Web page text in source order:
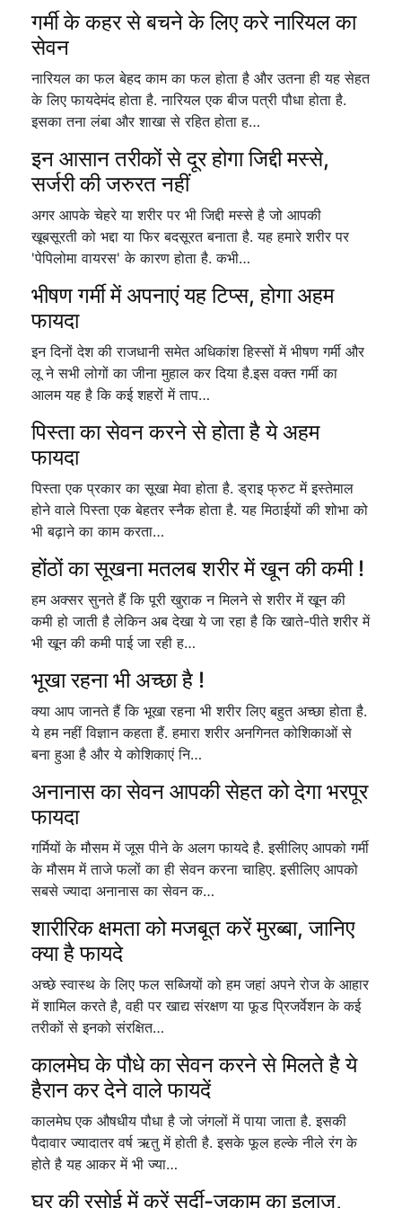
गर्मी के कहर से बचने के लिए करे नारियल का
सेवन
नारियल का फल बेहद काम का फल होता है और उतना ही यह सेहत
के लिए फायदेमंद होता है. नारियल एक बीज पत्री पौधा होता है.
इसका तना लंबा और शाखा से रहित होता ह…
इन आसान तरीकों से दूर होगा जिद्दी मस्से,
सर्जरी की जरुरत नहीं
अगर आपके चेहरे या शरीर पर भी जिद्दी मस्से है जो आपकी
खूबसूरती को भद्दा या फिर बदसूरत बनाता है. यह हमारे शरीर पर
'पेपिलोमा वायरस' के कारण होता है. कभी…
भीषण गर्मी में अपनाएं यह टिप्स, होगा अहम
फायदा
इन दिनों देश की राजधानी समेत अधिकांश हिस्सों में भीषण गर्मी और
लू ने सभी लोगों का जीना मुहाल कर दिया है.इस वक्त गर्मी का
आलम यह है कि कई शहरों में ताप…
पिस्ता का सेवन करने से होता है ये अहम
फायदा
पिस्ता एक प्रकार का सूखा मेवा होता है. ड्राइ फ्रुट में इस्तेमाल
होने वाले पिस्ता एक बेहतर स्नैक होता है. यह मिठाईयों की शोभा को
भी बढ़ाने का काम करता…
होंठों का सूखना मतलब शरीर में खून की कमी !
हम अक्सर सुनते हैं कि पूरी खुराक न मिलने से शरीर में खून की
कमी हो जाती है लेकिन अब देखा ये जा रहा है कि खाते-पीते शरीर में
भी खून की कमी पाई जा रही ह…
भूखा रहना भी अच्छा है !
क्या आप जानते हैं कि भूखा रहना भी शरीर लिए बहुत अच्छा होता है.
ये हम नहीं विज्ञान कहता हैं. हमारा शरीर अनगिनत कोशिकाओं से
बना हुआ है और ये कोशिकाएं नि…
अनानास का सेवन आपकी सेहत को देगा भरपूर
फायदा
गर्मियों के मौसम में जूस पीने के अलग फायदे है. इसीलिए आपको गर्मी
के मौसम में ताजे फलों का ही सेवन करना चाहिए. इसीलिए आपको
सबसे ज्यादा अनानास का सेवन क…
शारीरिक क्षमता को मजबूत करें मुरब्बा, जानिए
क्या है फायदे
अच्छे स्वास्थ के लिए फल सब्जियों को हम जहां अपने रोज के आहार
में शामिल करते है, वही पर खाद्य संरक्षण या फूड प्रिजर्वेशन के कई
तरीकों से इनको संरक्षित…
कालमेघ के पौधे का सेवन करने से मिलते है ये
हैरान कर देने वाले फायदें
कालमेघ एक औषधीय पौधा है जो जंगलों में पाया जाता है. इसकी
पैदावार ज्यादातर वर्ष ऋतु में होती है. इसके फूल हल्के नीले रंग के
होते है यह आकर में भी ज्या…
घर की रसोई में करें सर्दी-जुकाम का इलाज,